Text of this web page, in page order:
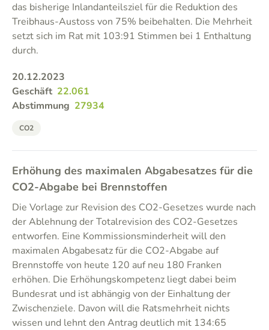
das bisherige Inlandanteilsziel für die Reduktion des
Treibhaus-Austoss von 75% beibehalten. Die Mehrheit
setzt sich im Rat mit 103:91 Stimmen bei 1 Enthaltung
durch.
20.12.2023
Geschäft 22.061
Abstimmung 27934
CO2
Erhöhung des maximalen Abgabesatzes für die
CO2-Abgabe bei Brennstoffen
Die Vorlage zur Revision des CO2-Gesetzes wurde nach
der Ablehnung der Totalrevision des CO2-Gesetzes
entworfen. Eine Kommissionsminderheit will den
maximalen Abgabesatz für die CO2-Abgabe auf
Brennstoffe von heute 120 auf neu 180 Franken
erhöhen. Die Erhöhungskompetenz liegt dabei beim
Bundesrat und ist abhängig von der Einhaltung der
Zwischenziele. Davon will die Ratsmehrheit nichts
wissen und lehnt den Antrag deutlich mit 134:65